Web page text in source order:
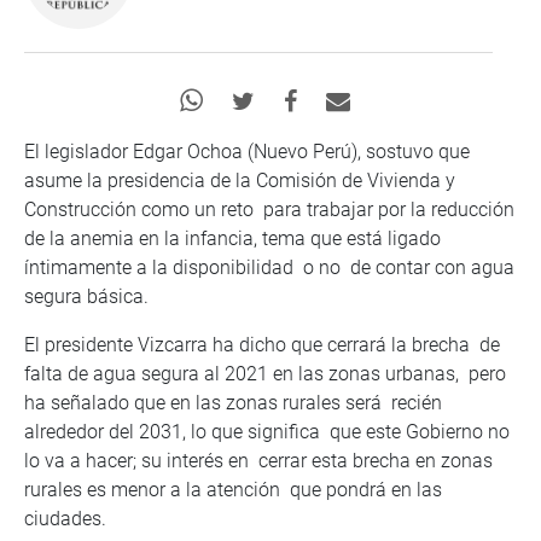
El legislador Edgar Ochoa (Nuevo Perú), sostuvo que
asume la presidencia de la Comisión de Vivienda y
Construcción como un reto para trabajar por la reducción
de la anemia en la infancia, tema que está ligado
íntimamente a la disponibilidad o no de contar con agua
segura básica.
El presidente Vizcarra ha dicho que cerrará la brecha de
falta de agua segura al 2021 en las zonas urbanas, pero
ha señalado que en las zonas rurales será recién
alrededor del 2031, lo que significa que este Gobierno no
lo va a hacer; su interés en cerrar esta brecha en zonas
rurales es menor a la atención que pondrá en las
ciudades.